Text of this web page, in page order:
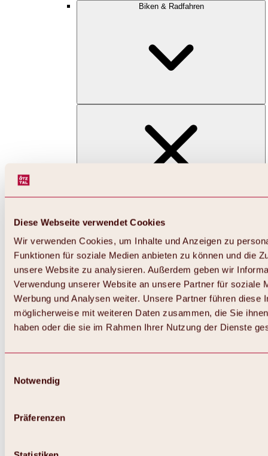
Diese Webseite verwendet Cookies
Wir verwenden Cookies, um Inhalte und Anzeigen zu
Funktionen für soziale Medien anbieten zu können und die
unsere Website zu analysieren. Außerdem geben wir
Verwendung unserer Website an unsere Partner für soziale
Werbung und Analysen weiter. Unsere Partner führen diese
möglicherweise mit weiteren Daten zusammen, die Sie
haben oder die sie im Rahmen Ihrer Nutzung der Dienste
Notwendig
Präferenzen
Biken & Radfahren